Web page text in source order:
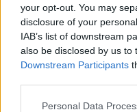
your opt-out. You may
disclosure of your
IAB’s list of downstream
also be disclosed by us to
Downstream Participants
Please note that this
Personal Data
elismeri :D) nem
vagytok fanatikus
egyet lehet érteni
baliquez jól írta:
cigányok
drogosok terén, mert
bevándorlás